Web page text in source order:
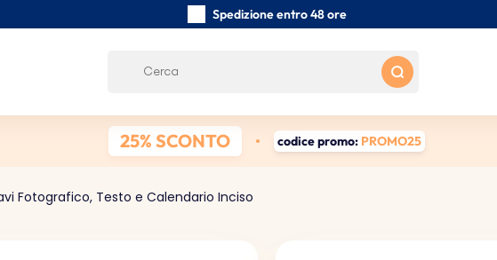
Spedizione entro 48 ore
25% SCONTO codice promo: PROMO25
Fotografico, Testo e Calendario Inciso